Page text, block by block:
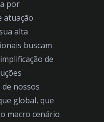
por
atuação
alta
buscam
de
nossos
global, que
macro cenário